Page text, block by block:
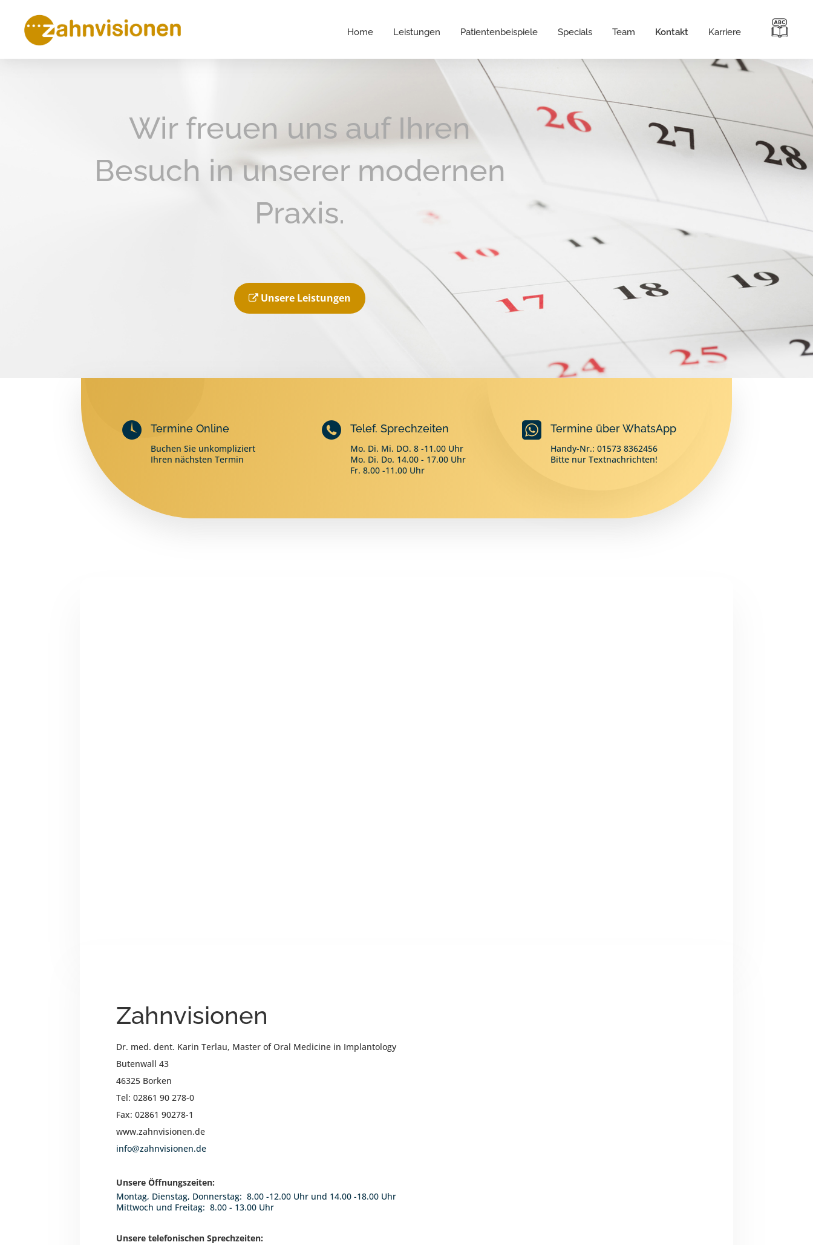
Home Leistungen Patientenbeispiele Specials Team Kontakt Karriere
Wir freuen uns auf Ihren
Besuch in unserer modernen
Praxis.
Unsere Leistungen
Termine Online
Buchen Sie unkompliziert
Ihren nächsten Termin
Telef. Sprechzeiten
Mo. Di. Mi. DO. 8 -11.00 Uhr
Mo. Di. Do. 14.00 - 17.00 Uhr
Fr. 8.00 -11.00 Uhr
Termine über WhatsApp
Handy-Nr.: 01573 8362456
Bitte nur Textnachrichten!
Zahnvisionen
Dr. med. dent. Karin Terlau, Master of Oral Medicine in Implantology
Butenwall 43
46325 Borken
Tel: 02861 90 278-0
Fax: 02861 90278-1
www.zahnvisionen.de
info@zahnvisionen.de
Unsere Öffnungszeiten:
Montag, Dienstag, Donnerstag: 8.00 -12.00 Uhr und 14.00 -18.00 Uhr
Mittwoch und Freitag: 8.00 - 13.00 Uhr
Unsere telefonischen Sprechzeiten: